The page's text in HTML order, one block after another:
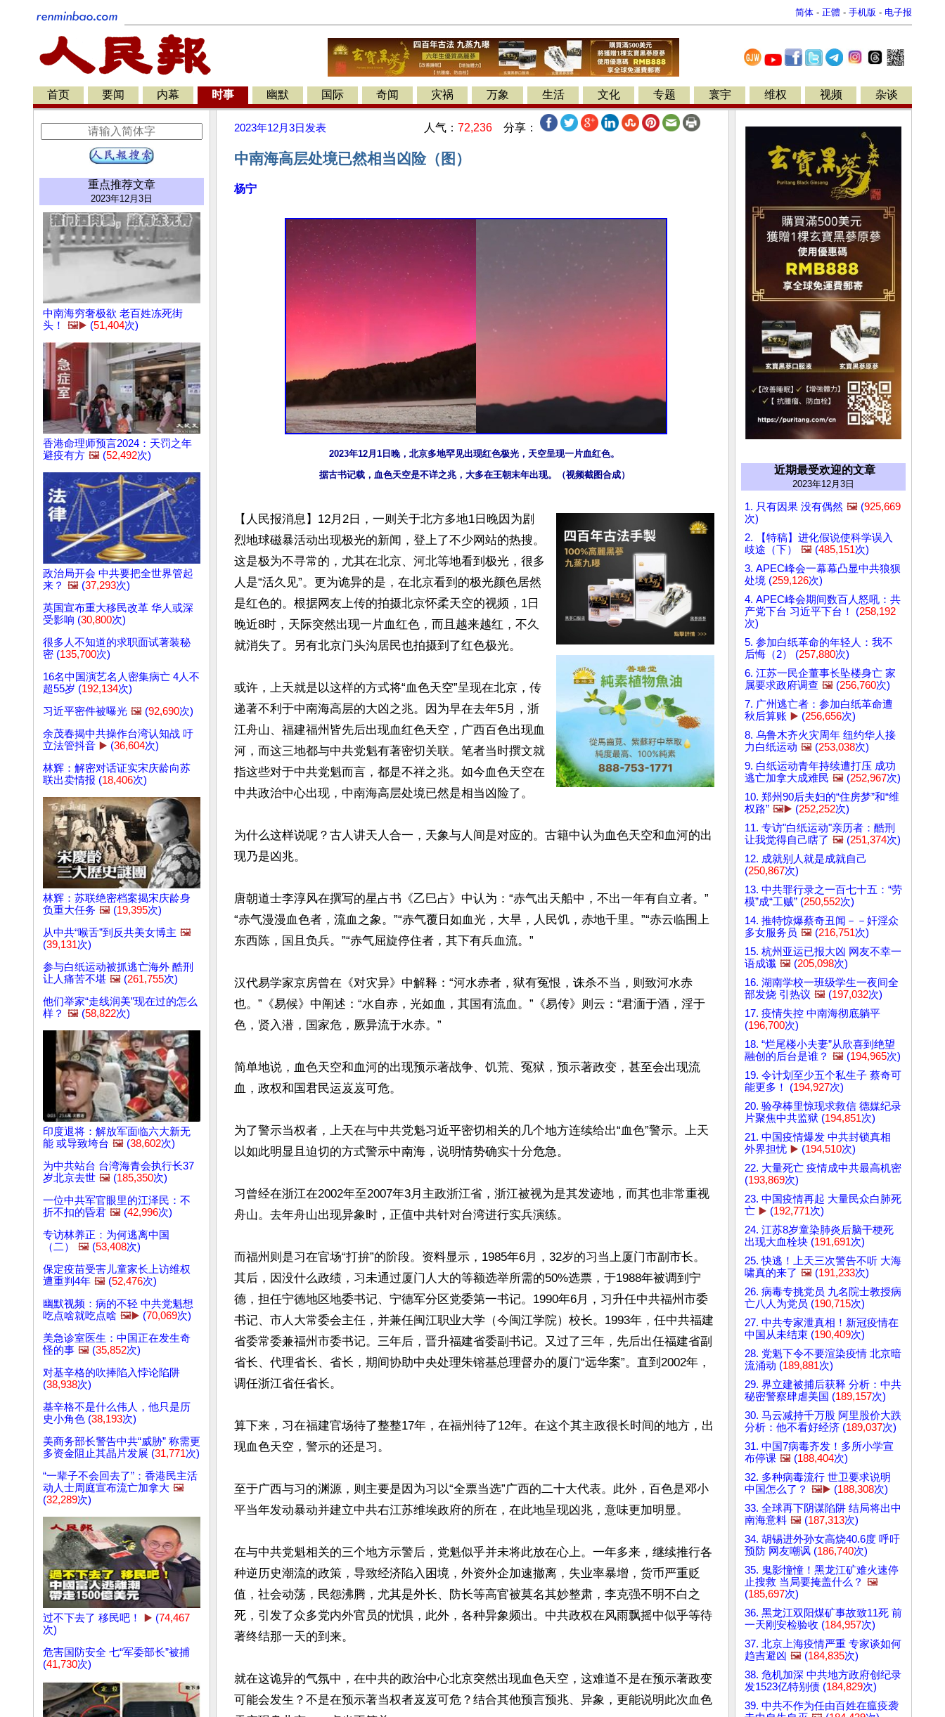
简体 - 正體 - 手机版 - 电子报
首页 要闻 内幕 时事 幽默 国际 奇闻 灾祸 万象 生活 文化 专题 寰宇 维权 视频 杂谈
重点推荐文章
2023年12月3日
中南海穷奢极欲 老百姓冻死街
头！
🖼️▶️ (51,404次)
香港命理师预言2024：天罚之年
避疫有方 🖼️ (52,492次)
政治局开会 中共要把全世界管起
来？ 🖼️ (37,293次)
英国宣布重大移民改革 华人或深
受影响 (30,800次)
很多人不知道的求职面试著装秘
密 (135,700次)
16名中国演艺名人密集病亡 4人不
超55岁 (192,134次)
习近平密件被曝光 🖼️ (92,690次)
余茂春揭中共操作台湾认知战 吁
立法管抖音 ▶️ (36,604次)
林辉：解密对话证实宋庆龄向苏
联出卖情报 (18,406次)
林辉：苏联绝密档案揭宋庆龄身
负重大任务 🖼️ (19,395次)
从中共“喉舌”到反共美女博主 🖼️
(39,131次)
参与白纸运动被抓逃亡海外 酷刑
让人痛苦不堪 🖼️ (261,755次)
他们举家“走线润美”现在过的怎么
样？ 🖼️ (58,822次)
印度退将：解放军面临六大新无
能 或导致垮台 🖼️ (38,602次)
为中共站台 台湾海青会执行长37
岁北京去世 🖼️ (185,350次)
一位中共军官眼里的江泽民：不
折不扣的昏君 🖼️ (42,996次)
专访林养正：为何逃离中国
（二）
🖼️ (53,408次)
保定疫苗受害儿童家长上访维权
遭重判4年 🖼️ (52,476次)
幽默视频：病的不轻 中共党魁想
吃点啥就吃点啥 🖼️▶️ (70,069次)
美急诊室医生：中国正在发生奇
怪的事 🖼️ (35,852次)
对基辛格的吹捧陷入悖论陷阱
(38,938次)
基辛格不是什么伟人，他只是历
史小角色 (38,193次)
美商务部长警告中共“威胁” 称需更
多资金阻止其晶片发展 (31,771次)
“一辈子不会回去了”：香港民主活
动人士周庭宣布流亡加拿大 🖼️
(32,289次)
过不下去了 移民吧！ ▶️ (74,467
次)
危害国防安全 七“军委部长”被捕
(41,730次)
2023年12月3日 发表 人气： 72,236 分享：
中南海高层处境已然相当凶险（图）
杨宁
2023年12月1日晚，北京多地罕见出现红色极光，天空呈现一片血红色。
据古书记载，血色天空是不详之兆，大多在王朝末年出现。（视频截图合成）
【人民报消息】12月2日，一则关于北方多地1日晚因为剧
烈地球磁暴活动出现极光的新闻，登上了不少网站的热搜。
这是极为不寻常的，尤其在北京、河北等地看到极光，很多
人是“活久见”。更为诡异的是，在北京看到的极光颜色居然
是红色的。根据网友上传的拍摄北京怀柔天空的视频，1日
晚近8时，天际突然出现一片血红色，而且越来越红，不久
就消失了。另有北京门头沟居民也拍摄到了红色极光。
或许，上天就是以这样的方式将“血色天空”呈现在北京，传
递著不利于中南海高层的大凶之兆。因为早在去年5月，浙
江舟山、福建福州皆先后出现血红色天空，广西百色出现血
河，而这三地都与中共党魁有著密切关联。笔者当时撰文就
指这些对于中共党魁而言，都是不祥之兆。如今血色天空在
中共政治中心出现，中南海高层处境已然是相当凶险了。
为什么这样说呢？古人讲天人合一，天象与人间是对应的。古籍中认为血色天空和血河的出
现乃是凶兆。
唐朝道士李淳风在撰写的星占书《乙巳占》中认为：“赤气出天船中，不出一年有自立者。”
“赤气漫漫血色者，流血之象。”“赤气覆日如血光，大旱，人民饥，赤地千里。”“赤云临围上
东西陈，国且负兵。”“赤气屈旋停住者，其下有兵血流。”
汉代易学家京房曾在《对灾异》中解释：“河水赤者，狱有冤恨，诛杀不当，则致河水赤
也。”《易候》中阐述：“水自赤，光如血，其国有流血。”《易传》则云：“君湎于酒，淫于
色，贤入潜，国家危，厥异流于水赤。”
简单地说，血色天空和血河的出现预示著战争、饥荒、冤狱，预示著政变，甚至会出现流
血，政权和国君民运岌岌可危。
为了警示当权者，上天在与中共党魁习近平密切相关的几个地方连续给出“血色”警示。上天
以如此明显且迫切的方式警示中南海，说明情势确实十分危急。
习曾经在浙江在2002年至2007年3月主政浙江省，浙江被视为是其发迹地，而其也非常重视
舟山。去年舟山出现异象时，正值中共针对台湾进行实兵演练。
而福州则是习在官场“打拚”的阶段。资料显示，1985年6月，32岁的习当上厦门市副市长。
其后，因没什么政绩，习未通过厦门人大的等额选举所需的50%选票，于1988年被调到宁
德，担任宁德地区地委书记、宁德军分区党委第一书记。1990年6月，习升任中共福州市委
书记、市人大常委会主任，并兼任闽江职业大学（今闽江学院）校长。1993年，任中共福建
省委常委兼福州市委书记。三年后，晋升福建省委副书记。又过了三年，先后出任福建省副
省长、代理省长、省长，期间协助中央处理朱镕基总理督办的厦门“远华案”。直到2002年，
调任浙江省任省长。
算下来，习在福建官场待了整整17年，在福州待了12年。在这个其主政很长时间的地方，出
现血色天空，警示的还是习。
至于广西与习的渊源，则主要是因为习以“全票当选”广西的二十大代表。此外，百色是邓小
平当年发动暴动并建立中共右江苏维埃政府的所在，在此地呈现凶兆，意味更加明显。
在与中共党魁相关的三个地方示警后，党魁似乎并未将此放在心上。一年多来，继续推行各
种逆历史潮流的政策，导致经济陷入困境，外资外企加速撤离，失业率暴增，货币严重贬
值，社会动荡，民怨沸腾，尤其是外长、防长等高官被莫名其妙整肃，李克强不明不白之
死，引发了众多党内外官员的忧惧，此外，各种异象频出。中共政权在风雨飘摇中似乎等待
著终结那一天的到来。
就在这诡异的气氛中，在中共的政治中心北京突然出现血色天空，这难道不是在预示著政变
可能会发生？不是在预示著当权者岌岌可危？结合其他预言预兆、异象，更能说明此次血色
近期最受欢迎的文章
2023年12月3日
1. 只有因果 没有偶然 🖼️ (925,669
次)
2. 【特稿】进化假说使科学误入
歧途（下）
🖼️ (485,151次)
3. APEC峰会一幕幕凸显中共狼狈
处境 (259,126次)
4. APEC峰会期间数百人怒吼：共
产党下台 习近平下台！ (258,192
次)
5. 参加白纸革命的年轻人：我不
后悔（2） (257,880次)
6. 江苏一民企董事长坠楼身亡 家
属要求政府调查 🖼️ (256,760次)
7. 广州逃亡者：参加白纸革命遭
秋后算账 ▶️ (256,656次)
8. 乌鲁木齐火灾周年 纽约华人接
力白纸运动 🖼️ (253,038次)
9. 白纸运动青年持续遭打压 成功
逃亡加拿大成难民 🖼️ (252,967次)
10. 郑州90后夫妇的“住房梦”和“维
权路” 🖼️▶️ (252,252次)
11. 专访"白纸运动"亲历者：酷刑
让我觉得自己瞎了 🖼️ (251,374次)
12. 成就别人就是成就自己
(250,867次)
13. 中共罪行录之一百七十五：“劳
模”成“工贼” (250,552次)
14. 推特惊爆蔡奇丑闻－－奸淫众
多女服务员 🖼️ (216,751次)
15. 杭州亚运已报大凶 网友不幸一
语成谶 🖼️ (205,098次)
16. 湖南学校一班级学生一夜间全
部发烧 引热议 🖼️ (197,032次)
17. 疫情失控 中南海彻底躺平
(196,700次)
18. “烂尾楼小夫妻”从欣喜到绝望
融创的后台是谁？ 🖼️ (194,965次)
19. 令计划至少五个私生子 蔡奇可
能更多！ (194,927次)
20. 验孕棒里惊现求救信 德媒纪录
片聚焦中共监狱 (194,851次)
21. 中国疫情爆发 中共封锁真相
外界担忧 ▶️ (194,510次)
22. 大量死亡 疫情成中共最高机密
(193,869次)
23. 中国疫情再起 大量民众白肺死
亡 ▶️ (192,771次)
24. 江苏8岁童染肺炎后脑干梗死
出现大血栓块 (191,691次)
25. 快逃！上天三次警告不听 大海
啸真的来了 🖼️ (191,233次)
26. 病毒专挑党员 九名院士教授病
亡八人为党员 (190,715次)
27. 中共专家泄真相！新冠疫情在
中国从未结束 (190,409次)
28. 党魁下令不要渲染疫情 北京暗
流涌动 (189,881次)
29. 界立建被捕后获释 分析：中共
秘密警察肆虐美国 (189,157次)
30. 马云减持千万股 阿里股价大跌
分析：他不看好经济 (189,037次)
31. 中国7病毒齐发！多所小学宣
布停课 🖼️ (188,404次)
32. 多种病毒流行 世卫要求说明
中国怎么了？ 🖼️▶️ (188,308次)
33. 全球再下阴谋陷阱 结局将出中
南海意料 🖼️ (187,313次)
34. 胡锡进外孙女高烧40.6度 呼吁
预防 网友嘲讽 (186,740次)
35. 鬼影憧憧！黑龙江矿难火速停
止搜救 当局要掩盖什么？ 🖼️
(185,697次)
36. 黑龙江双阳煤矿事故致11死 前
一天刚安检验收 (184,957次)
37. 北京上海疫情严重 专家谈如何
趋吉避凶 🖼️ (184,835次)
38. 危机加深 中共地方政府创纪录
发1523亿特别债 (184,829次)
39. 中共不作为任由百姓在瘟疫袭